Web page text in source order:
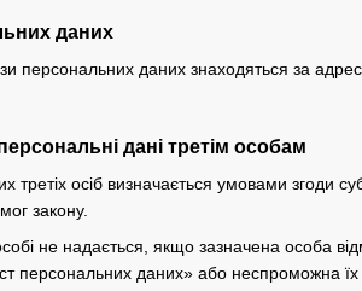
даних
персональних даних знаходяться за
дані третім особам
осіб визначається умовами згоди
закону.
не надається, якщо зазначена особа
персональних даних» або неспроможна їх